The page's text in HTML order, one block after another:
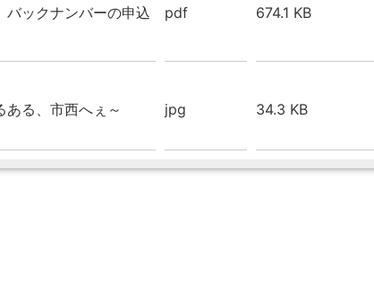
バックナンバーの申込
pdf 674.1 KB
ある、市西へぇ～ jpg 34.3 KB